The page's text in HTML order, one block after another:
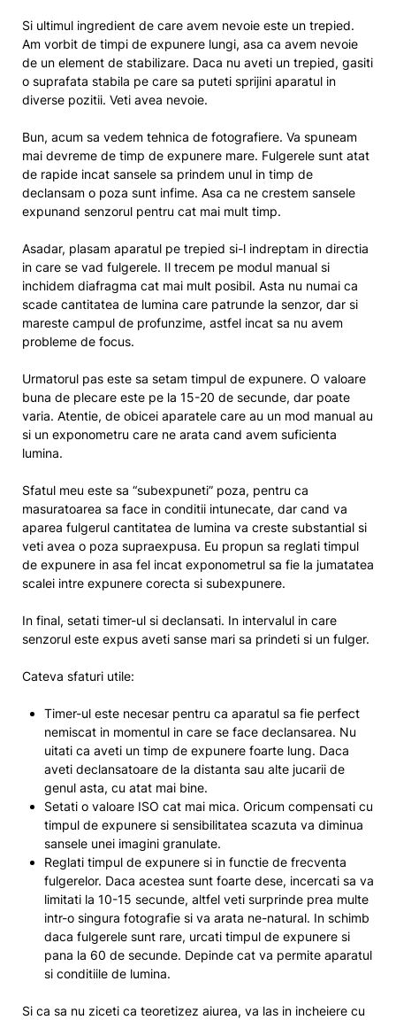
Si ultimul ingredient de care avem nevoie este un trepied.
Am vorbit de timpi de expunere lungi, asa ca avem nevoie
de un element de stabilizare. Daca nu aveti un trepied, gasiti
o suprafata stabila pe care sa puteti sprijini aparatul in
diverse pozitii. Veti avea nevoie.
Bun, acum sa vedem tehnica de fotografiere. Va spuneam
mai devreme de timp de expunere mare. Fulgerele sunt atat
de rapide incat sansele sa prindem unul in timp de
declansam o poza sunt infime. Asa ca ne crestem sansele
expunand senzorul pentru cat mai mult timp.
Asadar, plasam aparatul pe trepied si-l indreptam in directia
in care se vad fulgerele. Il trecem pe modul manual si
inchidem diafragma cat mai mult posibil. Asta nu numai ca
scade cantitatea de lumina care patrunde la senzor, dar si
mareste campul de profunzime, astfel incat sa nu avem
probleme de focus.
Urmatorul pas este sa setam timpul de expunere. O valoare
buna de plecare este pe la 15-20 de secunde, dar poate
varia. Atentie, de obicei aparatele care au un mod manual au
si un exponometru care ne arata cand avem suficienta
lumina.
Sfatul meu este sa “subexpuneti” poza, pentru ca
masuratoarea sa face in conditii intunecate, dar cand va
aparea fulgerul cantitatea de lumina va creste substantial si
veti avea o poza supraexpusa. Eu propun sa reglati timpul
de expunere in asa fel incat exponometrul sa fie la jumatatea
scalei intre expunere corecta si subexpunere.
In final, setati timer-ul si declansati. In intervalul in care
senzorul este expus aveti sanse mari sa prindeti si un fulger.
Cateva sfaturi utile:
Timer-ul este necesar pentru ca aparatul sa fie perfect
nemiscat in momentul in care se face declansarea. Nu
uitati ca aveti un timp de expunere foarte lung. Daca
aveti declansatoare de la distanta sau alte jucarii de
genul asta, cu atat mai bine.
Setati o valoare ISO cat mai mica. Oricum compensati cu
timpul de expunere si sensibilitatea scazuta va diminua
sansele unei imagini granulate.
Reglati timpul de expunere si in functie de frecventa
fulgerelor. Daca acestea sunt foarte dese, incercati sa va
limitati la 10-15 secunde, altfel veti surprinde prea multe
intr-o singura fotografie si va arata ne-natural. In schimb
daca fulgerele sunt rare, urcati timpul de expunere si
pana la 60 de secunde. Depinde cat va permite aparatul
si conditiile de lumina.
Si ca sa nu ziceti ca teoretizez aiurea, va las in incheiere cu